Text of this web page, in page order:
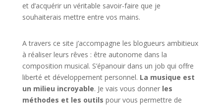
et d’acquérir un véritable savoir-faire que je
souhaiterais mettre entre vos mains.
A travers ce site j’accompagne les blogueurs ambitieux
à réaliser leurs rêves : être autonome dans la
composition musical. S’épanouir dans un job qui offre
liberté et développement personnel. La musique est
un milieu incroyable. Je vais vous donner les
méthodes et les outils pour vous permettre de